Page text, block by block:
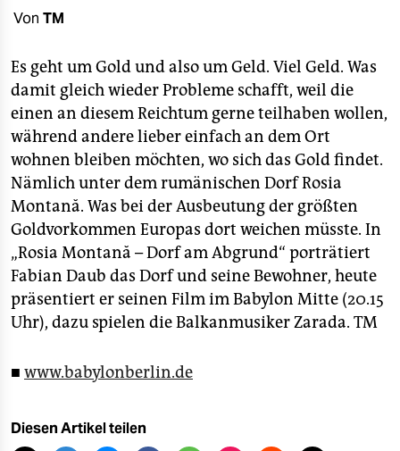
nord
wahrheit
verlag
verlag
veranstaltungen
shop
fragen & hilfe
unterstützen
abo
Von TM
Es geht um Gold und also um Geld. Viel Geld. Was
damit gleich wieder Probleme schafft, weil die
einen an diesem Reichtum gerne teilhaben wollen,
während andere lieber einfach an dem Ort
wohnen bleiben möchten, wo sich das Gold findet.
Nämlich unter dem rumänischen Dorf Rosia
Montană. Was bei der Ausbeutung der größten
Goldvorkommen Europas dort weichen müsste. In
„Rosia Montană – Dorf am Abgrund“ porträtiert
Fabian Daub das Dorf und seine Bewohner, heute
präsentiert er seinen Film im Babylon Mitte (20.15
Uhr), dazu spielen die Balkanmusiker Zarada. TM
■ www.babylonberlin.de
Diesen Artikel teilen